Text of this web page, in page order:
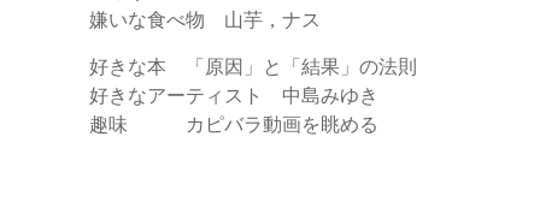
嫌いな食べ物 山芋，ナス
好きな本 「原因」と「結果」の法則
好きなアーティスト 中島みゆき
趣味 カピバラ動画を眺める